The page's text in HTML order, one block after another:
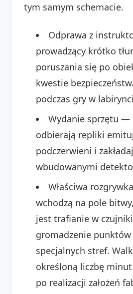
tym samym schemacie.
Odprawa z
prowadzący krótko
poruszania się po
kwestie
podczas gry w
Wydanie sprzętu —
odbierają repliki
podczerwieni i
wbudowanymi
Właściwa
wchodzą na pole
jest trafianie w
gromadzenie
specjalnych stref.
określoną liczbę
po realizacji założeń